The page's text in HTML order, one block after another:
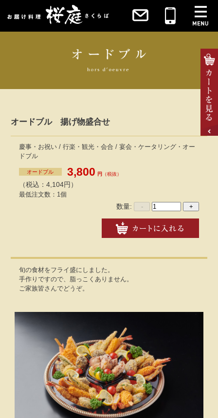
オードブル 揚げ物盛合せ
慶事・お祝い / 行楽・観光・会合 / 宴会・ケータリング・オー
ドブル
オードブル 3,800 円 （税抜）
（税込：4,104円）
最低注文数：1個
数量: - +
旬の食材をフライ盛にしました。
手作りですので、脂っこくありません。
ご家族皆さんでどうぞ。